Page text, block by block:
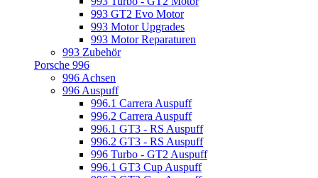
993 GT2 Evo Motor
993 Motor Upgrades
993 Motor Reparaturen
993 Zubehör
Porsche 996
996 Achsen
996 Auspuff
996.1 Carrera Auspuff
996.2 Carrera Auspuff
996.1 GT3 - RS Auspuff
996.2 GT3 - RS Auspuff
996 Turbo - GT2 Auspuff
996.1 GT3 Cup Auspuff